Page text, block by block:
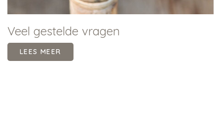
Veel gestelde vragen
LEES MEER